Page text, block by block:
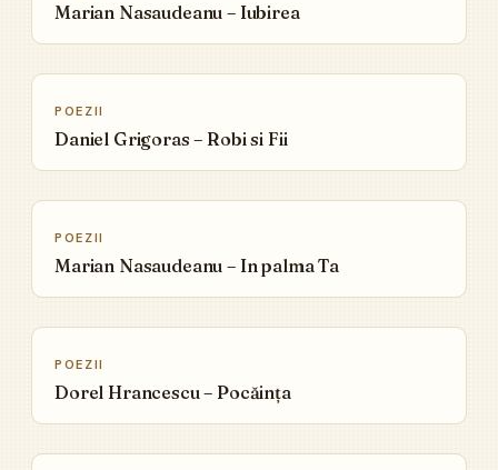
Marian Nasaudeanu – Iubirea
▶
POEZII
Daniel Grigoras – Robi si Fii
▶
POEZII
Marian Nasaudeanu – In palma Ta
▶
POEZII
Dorel Hrancescu – Pocăința
▶